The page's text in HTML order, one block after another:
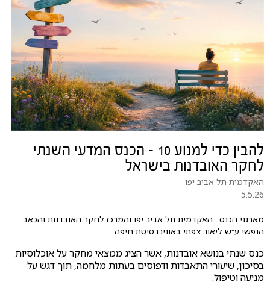
להבין כדי למנוע 10 - הכנס המדעי השנתי
לחקר האובדנות בישראל
האקדמית תל אביב יפו
5.5.26
מארגני הכנס : האקדמית תל אביב יפו והמרכז לחקר האובדנות והכאב
הנפשי ע״ש ליאור צפתי באוניברסיטת חיפה
כנס שנתי בנושא אובדנות, אשר הציג ממצאי מחקר על אוכלוסיות
בסיכון, שיעורי התאבדות ודפוסים בעתות מלחמה, תוך דגש על
מניעה וטיפול.